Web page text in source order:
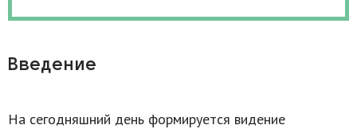
Введение
На сегодняшний день формируется видение